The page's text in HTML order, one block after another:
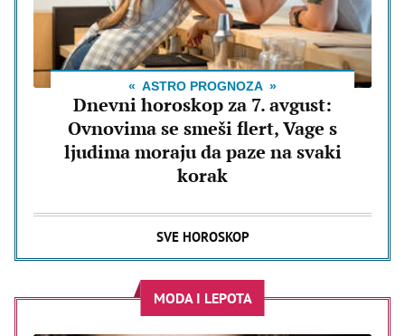
ASTRO PROGNOZA
Dnevni horoskop za 7. avgust:
Ovnovima se smeši flert, Vage s
ljudima moraju da paze na svaki
korak
SVE HOROSKOP
MODA I LEPOTA